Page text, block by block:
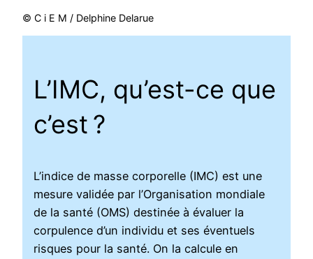
© C i E M / Delphine Delarue
​L’IMC, qu’est-ce que
c’est ?
L’indice de masse corporelle (IMC) est une
mesure validée par l’Organisation mondiale
de la santé (OMS) destinée à évaluer la
corpulence d’un individu et ses éventuels
risques pour la santé. On la calcule en